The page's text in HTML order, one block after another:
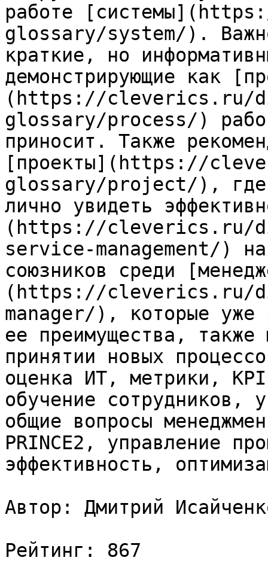
работе
glossary/system/).
краткие, но
демонстрирующие как
(https://cleverics.ru/
glossary/process/)
приносит. Также
[проекты](https://
glossary/project/), где
лично увидеть
(https://cleverics.ru/
service-management/)
союзников среди
(https://cleverics.ru/
manager/), которые уже
ее преимущества,
принятии новых
оценка ИТ, метрики,
обучение сотрудников,
общие вопросы
PRINCE2, управление
эффективность,
Автор: Дмитрий
Рейтинг: 867